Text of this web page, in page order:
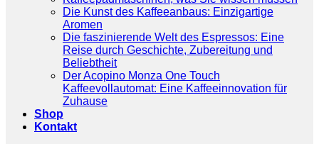
Die Kunst des Kaffeeanbaus: Einzigartige
Aromen
Die faszinierende Welt des Espressos: Eine
Reise durch Geschichte, Zubereitung und
Beliebtheit
Der Acopino Monza One Touch
Kaffeevollautomat: Eine Kaffeeinnovation für
Zuhause
Shop
Kontakt